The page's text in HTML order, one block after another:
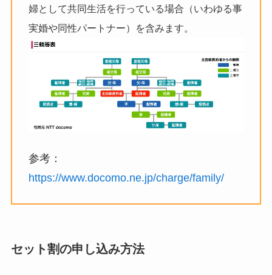
婦として共同生活を行っている場合（いわゆる事
実婚や同性パートナー）を含みます。
参考：
https://www.docomo.ne.jp/charge/family/
セット割の申し込み方法